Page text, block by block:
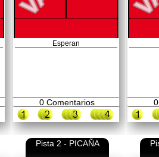
Esperan
0Comentarios 0
Pista 2 - PICAÑA